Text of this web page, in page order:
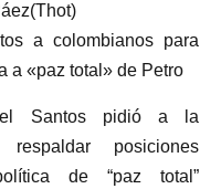
a colombianos para
a «paz total» de Petro
Santos pidió a la
posiciones
de “paz total”